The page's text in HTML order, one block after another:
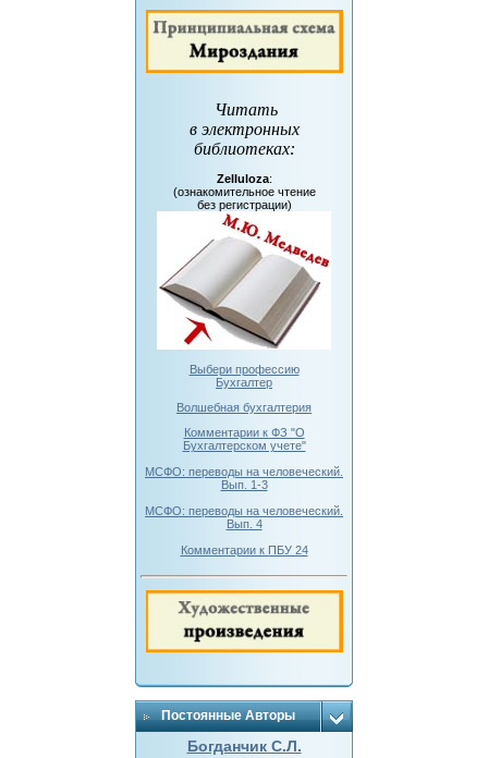
Читать
в электронных
библиотеках:
Zelluloza:
(ознакомительное чтение
без регистрации)
Выбери профессию
Бухгалтер
Волшебная бухгалтерия
Комментарии к ФЗ "О
Бухгалтерском учете"
МСФО: переводы на человеческий.
Вып. 1-3
МСФО: переводы на человеческий.
Вып. 4
Комментарии к ПБУ 24
Постоянные Авторы
Богданчик С.Л.